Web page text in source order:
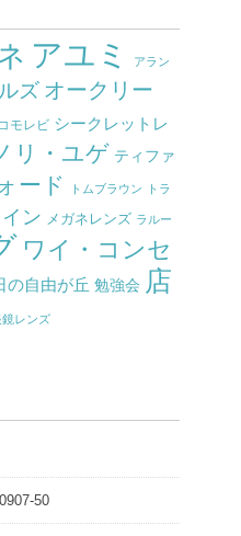
アユミ アラン
ズ オークリー
コモレビ シークレットレ
リ・ユゲ ティファ
ード トムブラウン トラ
ン メガネレンズ ラルー
ワイ・コンセ
の自由が丘 勉強会 店
鏡レンズ
50